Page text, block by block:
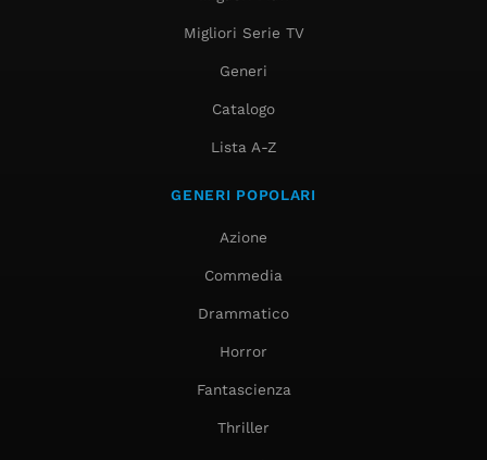
Migliori Serie TV
Generi
Catalogo
Lista A-Z
GENERI POPOLARI
Azione
Commedia
Drammatico
Horror
Fantascienza
Thriller